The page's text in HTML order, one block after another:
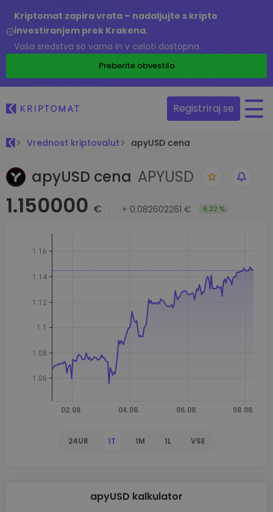
Kriptomat zapira vrata – nadaljujte s kripto
investiranjem prek Krakena.
Vaša sredstva so varna in v celoti dostopna.
Preberite obvestilo
Registriraj se
Vrednost kriptovalut apyUSD cena
apyUSD cena APYUSD
1.150000 € + 0.082602261 € 6.22 %
24UR 1T 1M 1L VSE
apyUSD kalkulator